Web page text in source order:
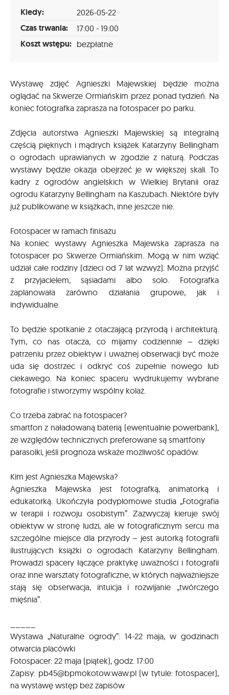
Kiedy: 2026-05-22
Czas trwania: 17:00 - 19:00
Koszt wstępu: bezpłatne
Wystawę zdjęć Agnieszki Majewskiej będzie można
oglądać na Skwerze Ormiańskim przez ponad tydzień. Na
koniec fotografka zaprasza na fotospacer po parku.
Zdjęcia autorstwa Agnieszki Majewskiej są integralną
częścią pięknych i mądrych książek Katarzyny Bellingham
o ogrodach uprawianych w zgodzie z naturą. Podczas
wystawy będzie okazja obejrzeć je w większej skali. To
kadry z ogrodów angielskich w Wielkiej Brytanii oraz
ogrodu Katarzyny Bellingham na Kaszubach. Niektóre były
już publikowane w książkach, inne jeszcze nie.
Fotospacer w ramach finisażu
Na koniec wystawy Agnieszka Majewska zaprasza na
fotospacer po Skwerze Ormiańskim. Mogą w nim wziąć
udział całe rodziny (dzieci od 7 lat wzwyż). Można przyjść
z przyjacielem, sąsiadami albo solo. Fotografka
zaplanowała zarówno działania grupowe, jak i
indywidualne.
To będzie spotkanie z otaczającą przyrodą i architekturą.
Tym, co nas otacza, co mijamy codziennie – dzięki
patrzeniu przez obiektyw i uważnej obserwacji być może
uda się dostrzec i odkryć coś zupełnie nowego lub
ciekawego. Na koniec spaceru wydrukujemy wybrane
fotografie i stworzymy wspólny kolaż.
Co trzeba zabrać na fotospacer?
smartfon z naładowaną baterią (ewentualnie powerbank),
ze względów technicznych preferowane są smartfony
parasolki, jeśli prognoza wskaże możliwość opadów.
Kim jest Agnieszka Majewska?
Agnieszka Majewska jest fotografką, animatorką i
edukatorką. Ukończyła podyplomowe studia „Fotografia
w terapii i rozwoju osobistym”. Zazwyczaj kieruje swój
obiektyw w stronę ludzi, ale w fotograficznym sercu ma
szczególne miejsce dla przyrody – jest autorką fotografii
ilustrujących książki o ogrodach Katarzyny Bellingham.
Prowadzi spacery łączące praktykę uważności i fotografii
oraz inne warsztaty fotograficzne, w których najważniejsze
stają się obserwacja, intuicja i rozwijanie „twórczego
mięśnia”.
Wystawa „Naturalne ogrody”: 14-22 maja, w godzinach
otwarcia placówki
Fotospacer: 22 maja (piątek), godz. 17:00
Zapisy: pb45@bpmokotow.waw.pl (w tytule: fotospacer),
na wystawę wstęp bez zapisów